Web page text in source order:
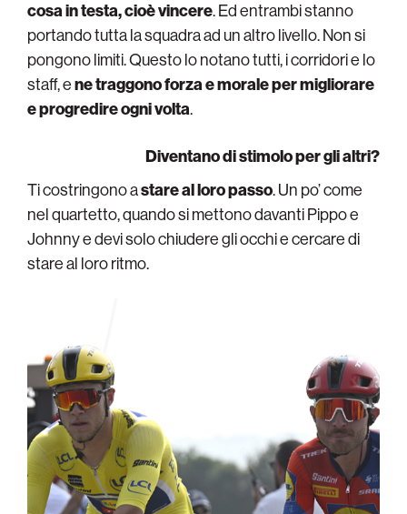
cosa in testa, cioè vincere. Ed entrambi stanno
portando tutta la squadra ad un altro livello. Non si
pongono limiti. Questo lo notano tutti, i corridori e lo
staff, ene traggono forza e morale per migliorare
e progredire ogni volta.
Diventano di stimolo per gli altri?
Ti costringono astare al loro passo. Un po’ come
nel quartetto, quando si mettono davanti Pippo e
Johnny e devi solo chiudere gli occhi e cercare di
stare al loro ritmo.